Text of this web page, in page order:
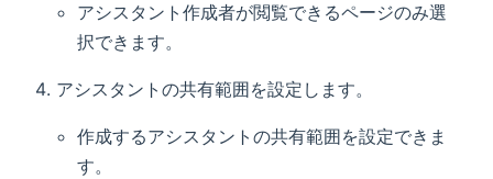
アシスタント作成者が閲覧できるページのみ選
択できます。
アシスタントの共有範囲を設定します。
作成するアシスタントの共有範囲を設定できま
す。